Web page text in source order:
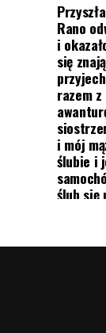
Rano
i
się
razem
i mój
ślubie i
ślub się